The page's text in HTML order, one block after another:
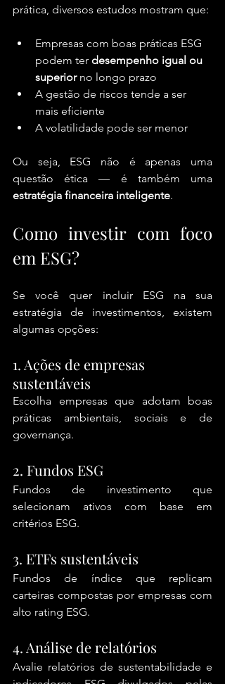
prática, diversos estudos mostram que:
Empresas com boas práticas ESG
podem ter desempenho igual ou
superior no longo prazo
A gestão de riscos tende a ser
mais eficiente
A volatilidade pode ser menor
Ou seja, ESG não é apenas uma
estratégia financeira inteligente.
Como investir com foco
em ESG?
Se você quer incluir ESG na sua
estratégia de investimentos, existem
algumas opções:
1. Ações de empresas
sustentáveis
Escolha empresas que adotam boas
práticas ambientais, sociais e de
governança.
2. Fundos ESG
Fundos de investimento que
selecionam ativos com base em
critérios ESG.
3. ETFs sustentáveis
Fundos de índice que replicam
carteiras compostas por empresas com
alto rating ESG.
4. Análise de relatórios
Avalie relatórios de sustentabilidade e